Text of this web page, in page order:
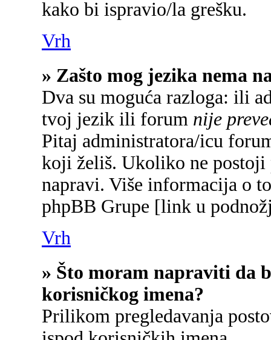
kako bi ispravio/la grešku.
Vrh
» Zašto mog jezika nema
Dva su moguća razloga: ili
tvoj jezik ili forum nije
Pitaj administratora/icu
koji želiš. Ukoliko ne
napravi. Više informacija o
phpBB Grupe [link u
Vrh
» Što moram napraviti da
korisničkog imena?
Prilikom pregledavanja